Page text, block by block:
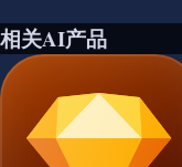
相关AI产品